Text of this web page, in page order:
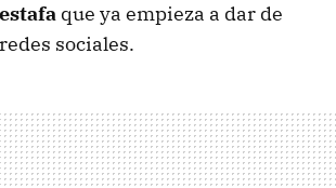
que ya empieza a dar de
sociales.